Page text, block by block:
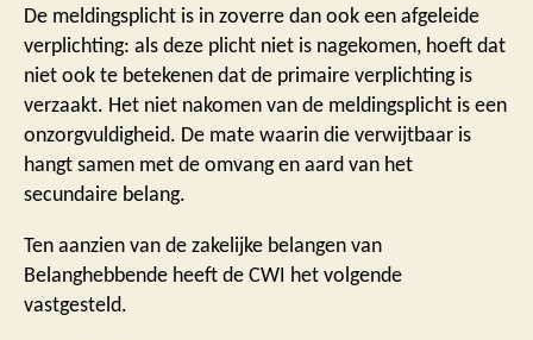
De meldingsplicht is in zoverre dan ook een afgeleide
verplichting: als deze plicht niet is nagekomen, hoeft dat
niet ook te betekenen dat de primaire verplichting is
verzaakt. Het niet nakomen van de meldingsplicht is een
onzorgvuldigheid. De mate waarin die verwijtbaar is
hangt samen met de omvang en aard van het
secundaire belang.
Ten aanzien van de zakelijke belangen van
Belanghebbende heeft de CWI het volgende
vastgesteld.